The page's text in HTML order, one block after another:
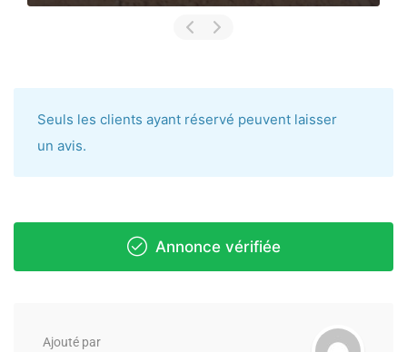
Seuls les clients ayant réservé peuvent laisser
un avis.
Annonce vérifiée
Ajouté par